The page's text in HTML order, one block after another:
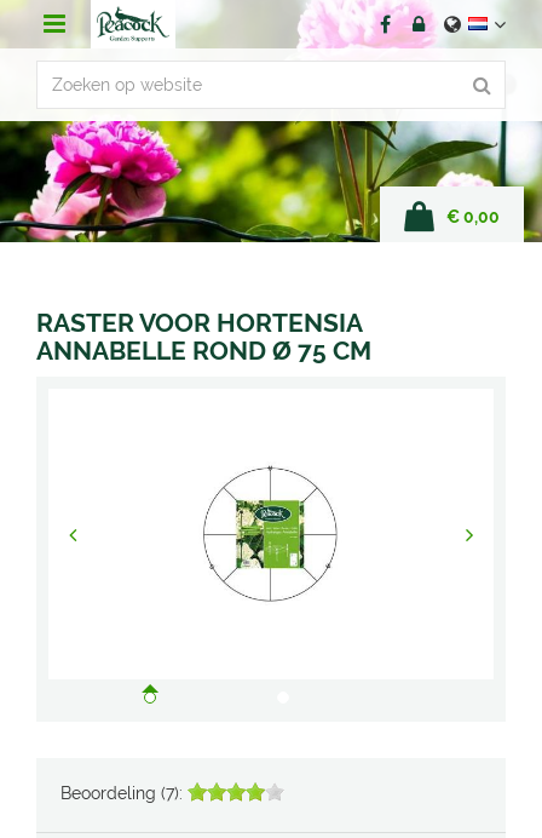
r
n
t
€ 0,00
RASTER VOOR HORTENSIA
ANNABELLE ROND Ø 75 CM
Beoordeling (7):